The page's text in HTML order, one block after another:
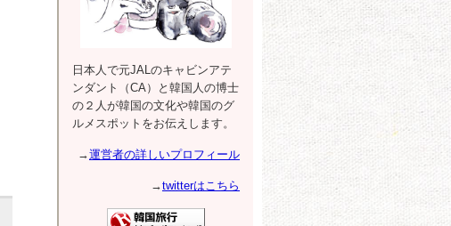
日本人で元JALのキャビンアテ
ンダント（CA）と韓国人の博士
の２人が韓国の文化や韓国のグ
ルメスポットをお伝えします。
→運営者の詳しいプロフィール
→twitterはこちら